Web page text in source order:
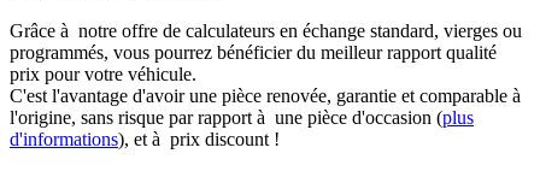
Grâce à notre offre de calculateurs en échange standard, vierges ou
programmés, vous pourrez bénéficier du meilleur rapport qualité
prix pour votre véhicule.
C'est l'avantage d'avoir une pièce renovée, garantie et comparable à
l'origine, sans risque par rapport à une pièce d'occasion (plus
d'informations), et à prix discount !